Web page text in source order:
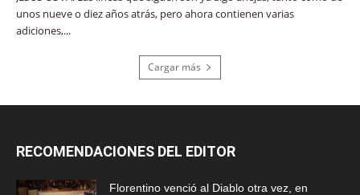
unos nueve o diez años atrás, pero ahora contienen varias
adiciones,...
Cargar más
RECOMENDACIONES DEL EDITOR
Florentino venció al Diablo otra vez, en